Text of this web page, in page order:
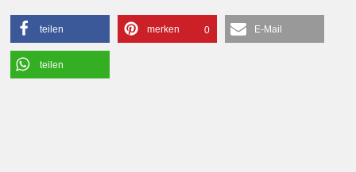
teilen merken 0 E-Mail
teilen